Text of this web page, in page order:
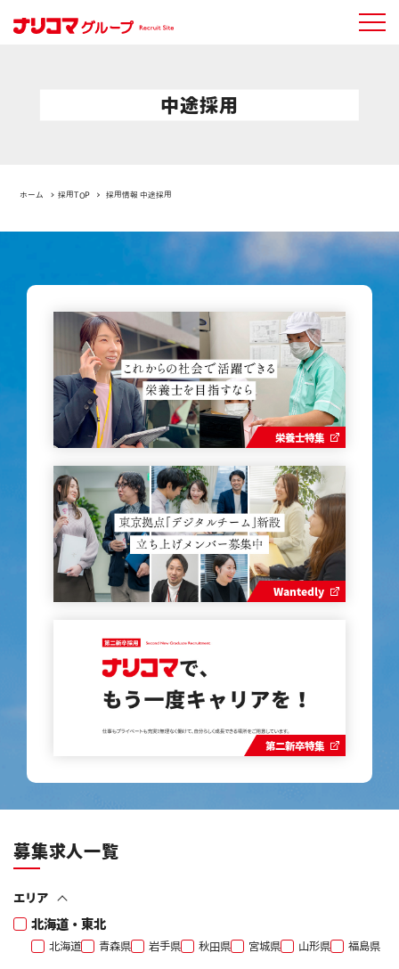
中途採用
ホーム 採用TOP 採用情報 中途採用
栄養士特集
Wantedly
第二新卒特集
募集求人一覧
エリア
北海道・東北
北海道 青森県 岩手県 秋田県 宮城県 山形県 福島県